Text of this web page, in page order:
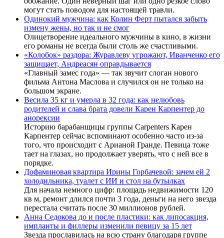
могут стать поводом для настоящей травли.
Одинокий мужчина: как Колин Ферт пытался забыть
измену жены, но так и не смог
Олицетворение идеального мужчины в кино, в жизни
его романы не всегда были столь же счастливыми.
«Колобок» раздора: Журавлеву угрожают, Иванченко его
защищает, Андреасян оправдывается
«Главный замес года» — так звучит слоган нового
фильма Антона Маслова и случился он не только на
большом экране.
Весила 35 кг и умерла в 32 года: как нелюбовь
родителей и слава брата довели Карен Карпентер до
анорексии
Историю барабанщицы группы Carpenters Карен
Карпентер сейчас вспоминают особенно часто из-за
того, что происходит с Арианой Гранде. Певица тоже
тает на глазах, но продолжает уверять, что с ней все в
порядке.
Дофаминовая квартира Ирины Горбачевой: зачем ей 2
холодильника, туалет с ИИ и стол на бутылках
Для начала немного цифр: площадь недвижимости 120
кв м, ремонт длился почти 3 года, деньги на него звезда
перестала считать после 30 миллионов рублей.
Анна Седокова до и после пластики: как липосакция,
импланты и филлеры изменили певицу за 15 лет
Звезда прославилась на всю страну благодаря группе